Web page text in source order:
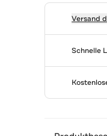
Versand
Schnelle